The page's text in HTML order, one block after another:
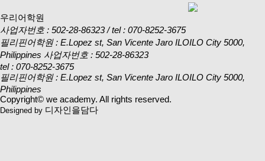
우리어학원
사업자번호 : 502-28-86323 / tel : 070-8252-3675
필리핀어학원 : E.Lopez st, San Vicente Jaro ILOILO City 5000,
Philippines 사업자번호 : 502-28-86323
tel : 070-8252-3675
필리핀어학원 : E.Lopez st, San Vicente Jaro ILOILO City 5000,
Philippines
Copyright© we academy. All rights reserved.
Designed by 디자인을담다